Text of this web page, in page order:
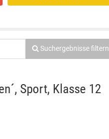
Suchergebnisse filtern
Sport, Klasse 12